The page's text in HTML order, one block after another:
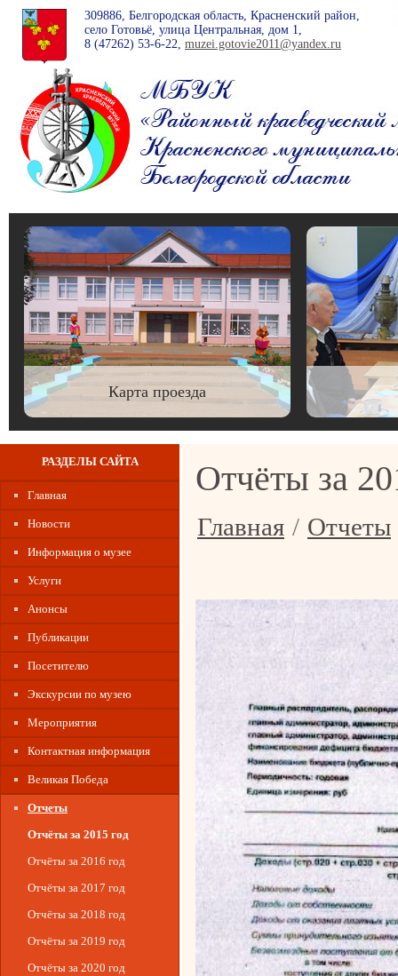
309886, Белгородская область, Красненский район,
село Готовьё, улица Центральная, дом 1,
8 (47262) 53-6-22, muzei.gotovie2011@yandex.ru
Карта проезда
РАЗДЕЛЫ САЙТА
Главная
Новости
Информация о музее
Услуги
Анонсы
Публикации
Посетителю
Экскурсии по музею
Мероприятия
Контактная информация
Великая Победа
Отчеты
Отчёты за 2015 год
Отчёты за 2016 год
Отчёты за 2017 год
Отчёты за 2018 год
Отчёты за 2019 год
Отчёты за 2020 год
Отчёты за
Главная / Отчеты